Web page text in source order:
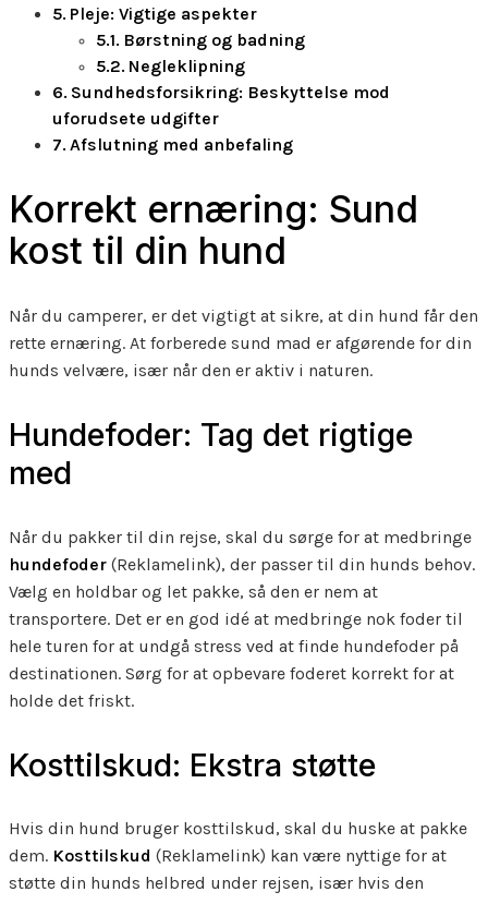
Pleje: Vigtige aspekter
Børstning og badning
Negleklipning
Sundhedsforsikring: Beskyttelse mod
uforudsete udgifter
Afslutning med anbefaling
Korrekt ernæring: Sund
kost til din hund
Når du camperer, er det vigtigt at sikre, at din hund får den
rette ernæring. At forberede sund mad er afgørende for din
hunds velvære, især når den er aktiv i naturen.
Hundefoder: Tag det rigtige
med
Når du pakker til din rejse, skal du sørge for at medbringe
hundefoder (Reklamelink), der passer til din hunds behov.
Vælg en holdbar og let pakke, så den er nem at
transportere. Det er en god idé at medbringe nok foder til
hele turen for at undgå stress ved at finde hundefoder på
destinationen. Sørg for at opbevare foderet korrekt for at
holde det friskt.
Kosttilskud: Ekstra støtte
Hvis din hund bruger kosttilskud, skal du huske at pakke
dem. Kosttilskud (Reklamelink) kan være nyttige for at
støtte din hunds helbred under rejsen, især hvis den